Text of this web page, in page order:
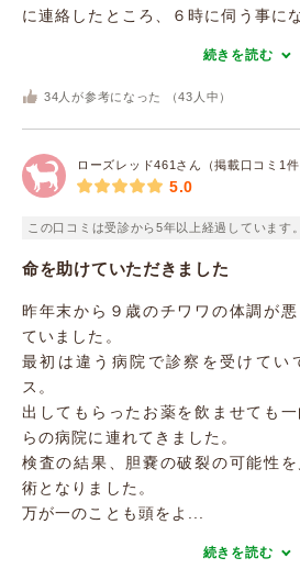
に連絡したところ、６時に伺う事に
続きを読む
34 人が参考になった （43 人中）
ローズレッド461さん（掲載口コミ1件
5.0
この口コミは受診から5年以上経過しています。
命を助けていただきました
昨年末から９歳のチワワの体調が
ていました。
最初は違う病院で診察を受けてい
ス。
出してもらったお薬を飲ませても
らの病院に連れてきました。
検査の結果、胆嚢の破裂の可能性
術となりました。
万が一のことも頭をよ...
続きを読む